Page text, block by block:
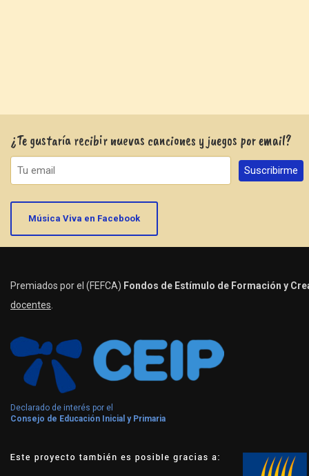
¿Te gustaría recibir nuevas canciones y juegos por email?
Música Viva en Facebook
Premiados por el (FEFCA) Fondos de Estímulo de Formación y
docentes
Declarado de interés por el
Consejo de Educación Inicial y Primaria